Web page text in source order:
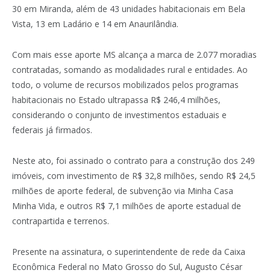
30 em Miranda, além de 43 unidades habitacionais em Bela
Vista, 13 em Ladário e 14 em Anaurilândia.
Com mais esse aporte MS alcança a marca de 2.077 moradias
contratadas, somando as modalidades rural e entidades. Ao
todo, o volume de recursos mobilizados pelos programas
habitacionais no Estado ultrapassa R$ 246,4 milhões,
considerando o conjunto de investimentos estaduais e
federais já firmados.
Neste ato, foi assinado o contrato para a construção dos 249
imóveis, com investimento de R$ 32,8 milhões, sendo R$ 24,5
milhões de aporte federal, de subvenção via Minha Casa
Minha Vida, e outros R$ 7,1 milhões de aporte estadual de
contrapartida e terrenos.
Presente na assinatura, o superintendente de rede da Caixa
Econômica Federal no Mato Grosso do Sul, Augusto César